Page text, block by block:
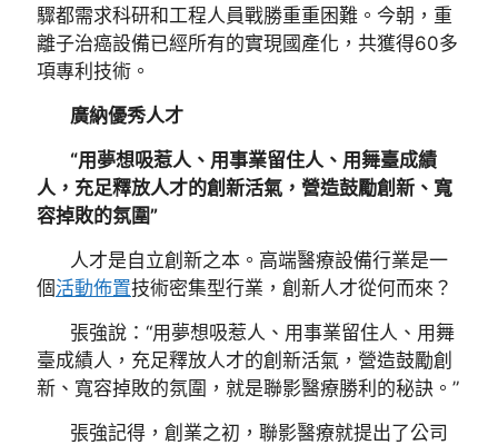
驟都需求科研和工程人員戰勝重重困難。今朝，重
離子治癌設備已經所有的實現國產化，共獲得60多
項專利技術。
廣納優秀人才
“用夢想吸惹人、用事業留住人、用舞臺成績
人，充足釋放人才的創新活氣，營造鼓勵創新、寬
容掉敗的氛圍”
人才是自立創新之本。高端醫療設備行業是一
個活動佈置技術密集型行業，創新人才從何而來？
張強說：“用夢想吸惹人、用事業留住人、用舞
臺成績人，充足釋放人才的創新活氣，營造鼓勵創
新、寬容掉敗的氛圍，就是聯影醫療勝利的秘訣。”
張強記得，創業之初，聯影醫療就提出了公司